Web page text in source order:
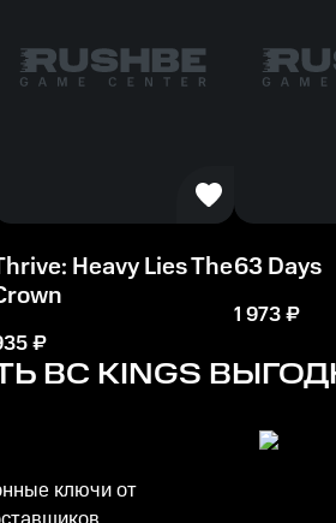
Heavy Lies The
₽
63 Days
1 973₽
BC KINGS
ключи от